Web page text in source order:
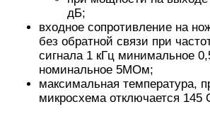
дБ;
входное сопротивление на
без обратной связи при
сигнала 1 кГц минимальное
номинальное 5МОм;
максимальная температура,
микросхема отключается 145